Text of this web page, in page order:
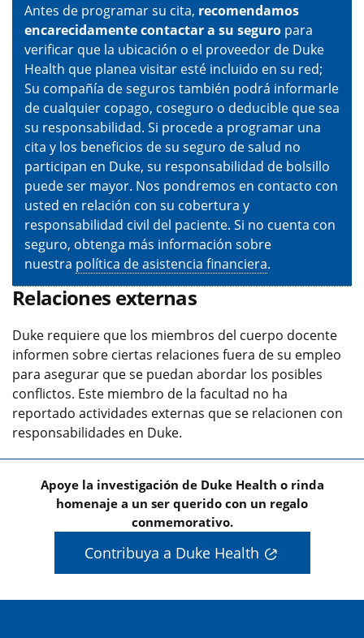
Antes de programar su cita, recomendamos
encarecidamente contactar a su seguro para
verificar que la ubicación o el proveedor de Duke
Health que planea visitar esté incluido en su red;
Su compañía de seguros también podrá informarle
de cualquier copago, coseguro o deducible que sea
su responsabilidad. Si procede a programar una
cita y los beneficios de su seguro de salud no
participan en Duke, su responsabilidad de bolsillo
puede ser mayor. Nos pondremos en contacto con
usted en relación con su cobertura y
responsabilidad civil del paciente. Si no cuenta con
seguro, obtenga más información sobre
nuestra política de asistencia financiera.
Relaciones externas
Duke requiere que los miembros del cuerpo docente
informen sobre ciertas relaciones fuera de su empleo
para asegurar que se puedan abordar los posibles
conflictos. Este miembro de la facultad no ha
reportado actividades externas que se relacionen con
responsabilidades en Duke.
Apoye la investigación de Duke Health o rinda
homenaje a un ser querido con un regalo
conmemorativo.
Contribuya a Duke Health